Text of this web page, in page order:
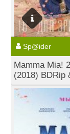
Sp@ider
Mamma Mia!
(2018) BDRip